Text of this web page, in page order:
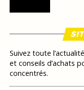
Suivez toute
et conseils d’achats
concentrés.